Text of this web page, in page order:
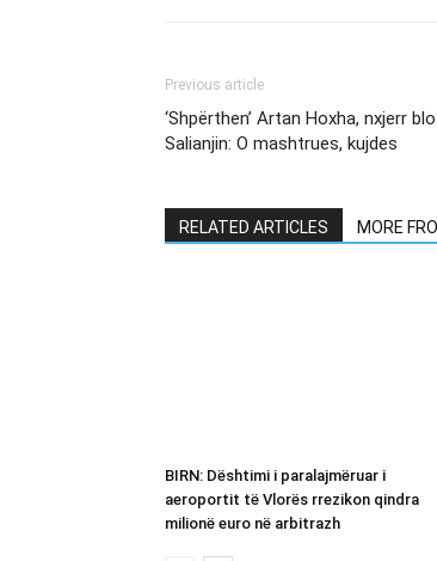
Previous article
‘Shpërthen’ Artan Hoxha, nxjerr
Salianjin: O mashtrues, kujdes
RELATED ARTICLES MORE
BIRN: Dështimi i paralajmëruar i
aeroportit të Vlorës rrezikon qindra
milionë euro në arbitrazh